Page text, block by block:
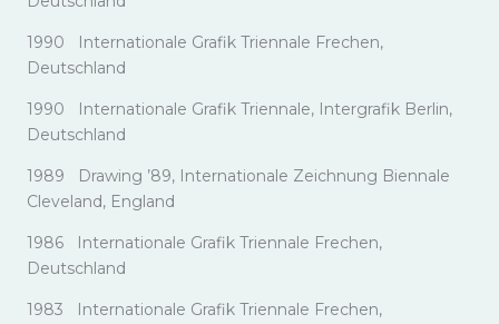
1990 Internationale Grafik Triennale Frechen,
Deutschland
1990 Internationale Grafik Triennale, Intergrafik Berlin,
Deutschland
1989 Drawing ’89, Internationale Zeichnung Biennale
Cleveland, England
1986 Internationale Grafik Triennale Frechen,
Deutschland
1983 Internationale Grafik Triennale Frechen,